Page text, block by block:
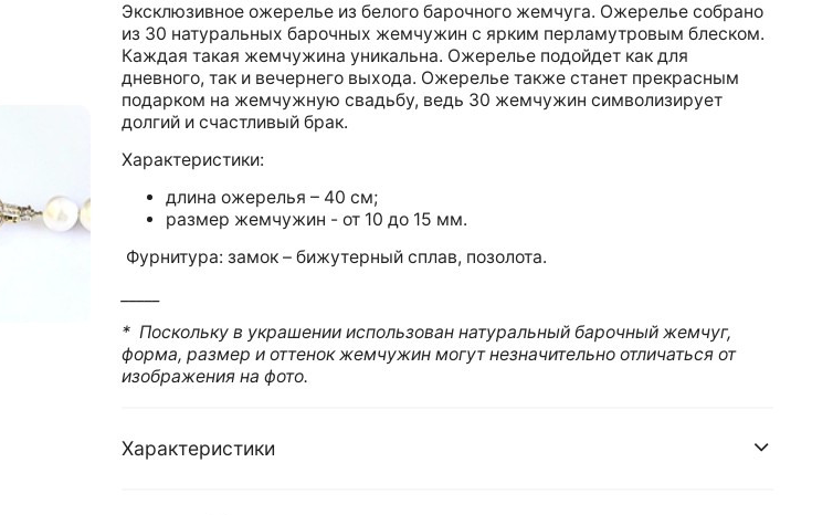
Эксклюзивное ожерелье из белого барочного жемчуга. Ожерелье собрано
из 30 натуральных барочных жемчужин с ярким перламутровым блеском.
Каждая такая жемчужина уникальна. Ожерелье подойдет как для
дневного, так и вечернего выхода. Ожерелье также станет прекрасным
подарком на жемчужную свадьбу, ведь 30 жемчужин символизирует
долгий и счастливый брак.
Характеристики:
длина ожерелья – 40 см;
размер жемчужин - от 10 до 15 мм.
Фурнитура: замок – бижутерный сплав, позолота.
* Поскольку в украшении использован натуральный барочный жемчуг,
форма, размер и оттенок жемчужин могут незначительно отличаться от
изображения на фото.
Характеристики